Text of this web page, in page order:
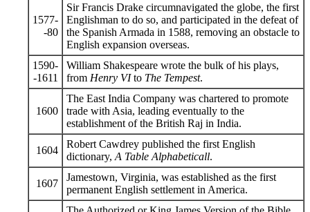
1577-
-80
Sir Francis Drake circumnavigated the globe, the first
Englishman to do so, and participated in the defeat of
the Spanish Armada in 1588, removing an obstacle to
English expansion overseas.
1590-
-1611
William Shakespeare wrote the bulk of his plays,
from Henry VIto The Tempest.
1600
The East India Company was chartered to promote
trade with Asia, leading eventually to the
establishment of the British Raj in India.
1604
Robert Cawdrey published the first English
dictionary, A Table Alphabeticall.
1607
Jamestown, Virginia, was established as the first
permanent English settlement in America.